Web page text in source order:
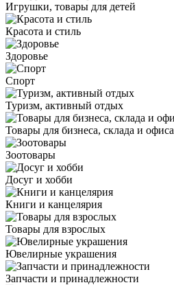
Игрушки, товары для детей
Красота и стиль
Здоровье
Спорт
Туризм, активный отдых
Товары для бизнеса, склада и офиса
Зоотовары
Досуг и хобби
Книги и канцелярия
Товары для взрослых
Ювелирные украшения
Запчасти и принадлежности